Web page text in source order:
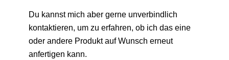
Du kannst mich aber gerne unverbindlich
kontaktieren, um zu erfahren, ob ich das eine
oder andere Produkt auf Wunsch erneut
anfertigen kann.